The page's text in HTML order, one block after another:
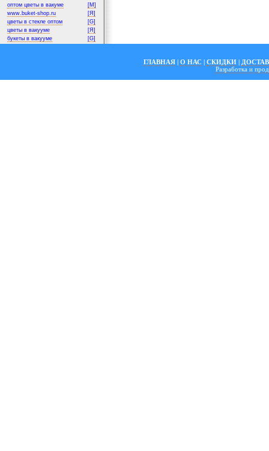
оптом цветы в вакуме
[M]
www.buket-shop.ru
[Я]
цветы в стекле оптом
[G]
цветы в вакууме
[Я]
букеты в вакууме
[G]
ГЛАВНАЯ | О НАС | СКИДКИ |
Разработка и